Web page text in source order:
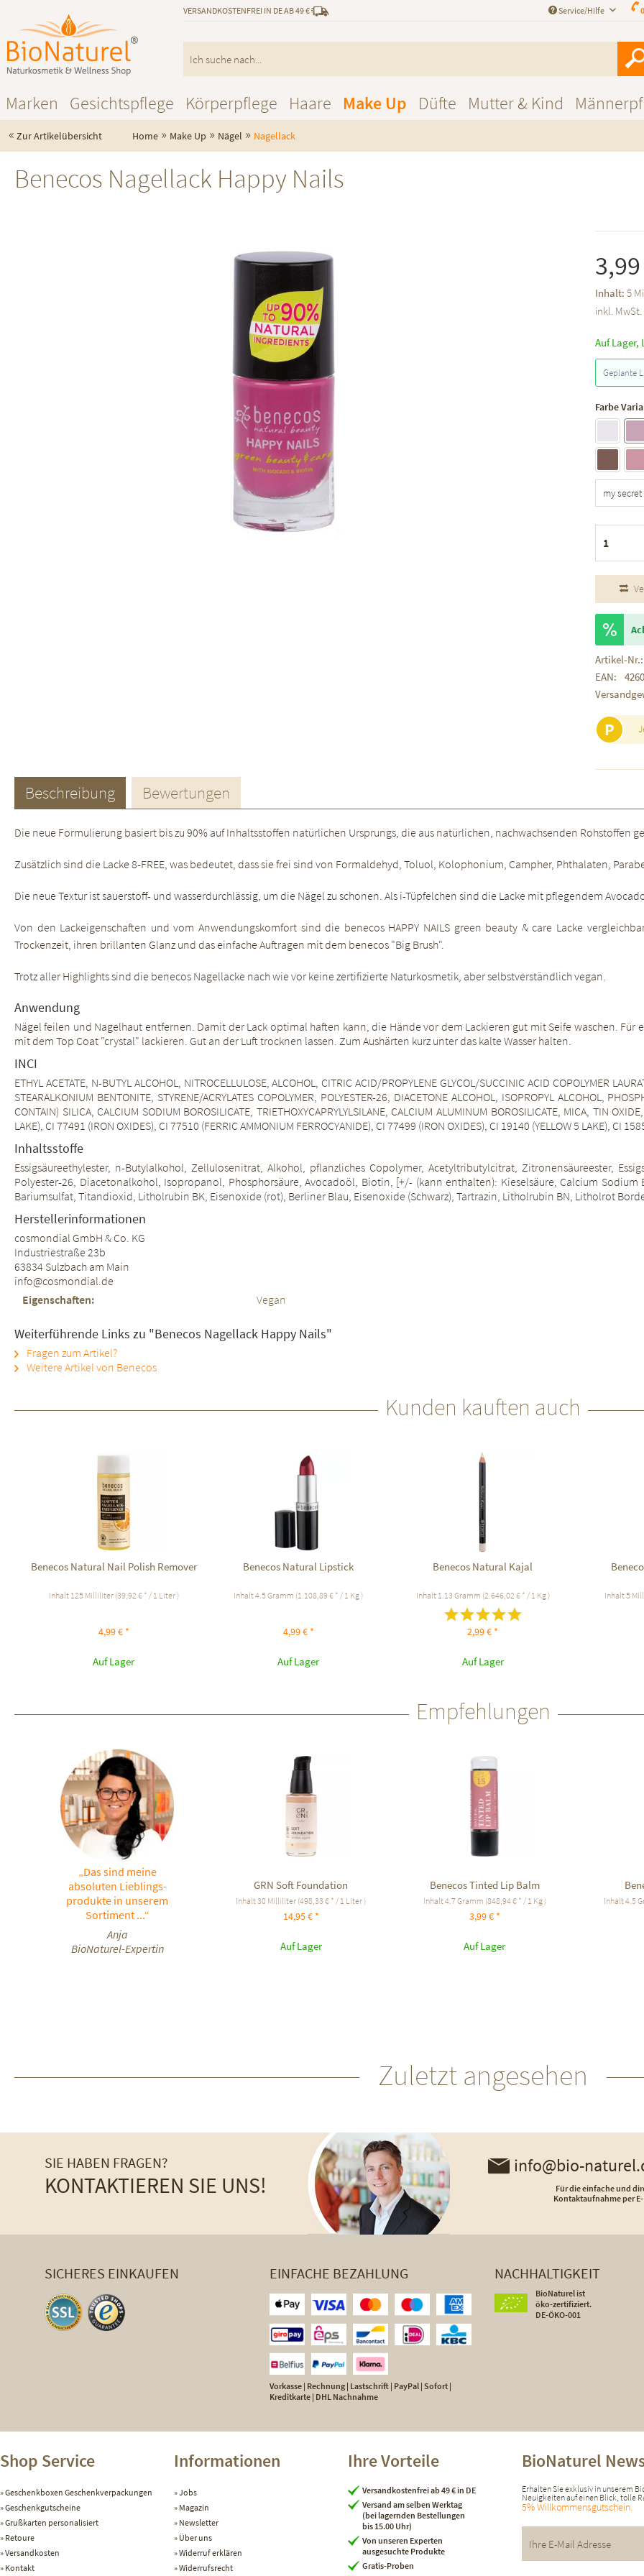
VERSANDKOSTENFREI IN DE AB 49 € Service/Hilfe
Marken Gesichtspflege Körperpflege Haare Make Up Düfte Mutter & Kind
« Zur Artikelübersicht Home » Make Up » Nägel » Nagellack
Benecos Nagellack Happy Nails
Inhalt:5
inkl. MwSt.
Auf Lager,
Geplante
Farbe
Artikel-Nr.:
EAN:
P
Beschreibung Bewertungen
Die neue Formulierung basiert bis zu 90% auf Inhaltsstoffen natürlichen Ursprungs, die aus natürlichen, nachwachsenden Rohstoffen
Zusätzlich sind die Lacke 8-FREE, was bedeutet, dass sie frei sind von Formaldehyd, Toluol, Kolophonium, Campher, Phthalaten,
Die neue Textur ist sauerstoff- und wasserdurchlässig, um die Nägel zu schonen. Als i-Tüpfelchen sind die Lacke mit pflegendem
Von den Lackeigenschaften und vom Anwendungskomfort sind die benecos HAPPY NAILS green beauty & care Lacke
Trockenzeit, ihren brillanten Glanz und das einfache Auftragen mit dem benecos "Big Brush".
Trotz aller Highlights sind die benecos Nagellacke nach wie vor keine zertifizierte Naturkosmetik, aber selbstverständlich vegan.
Anwendung
Nägel feilen und Nagelhaut entfernen. Damit der Lack optimal haften kann, die Hände vor dem Lackieren gut mit Seife waschen.
mit dem Top Coat "crystal" lackieren. Gut an der Luft trocknen lassen. Zum Aushärten kurz unter das kalte Wasser halten.
INCI
ETHYL ACETATE, N-BUTYL ALCOHOL, NITROCELLULOSE, ALCOHOL, CITRIC ACID/PROPYLENE GLYCOL/SUCCINIC ACID COPOLYMER
STEARALKONIUM BENTONITE, STYRENE/ACRYLATES COPOLYMER, POLYESTER-26, DIACETONE ALCOHOL, ISOPROPYL ALCOHOL,
CONTAIN) SILICA, CALCIUM SODIUM BOROSILICATE, TRIETHOXYCAPRYLYLSILANE, CALCIUM ALUMINUM BOROSILICATE, MICA, TIN
LAKE), CI 77491 (IRON OXIDES), CI 77510 (FERRIC AMMONIUM FERROCYANIDE), CI 77499 (IRON OXIDES), CI 19140 (YELLOW 5 LAKE), CI
Inhaltsstoffe
Essigsäureethylester, n-Butylalkohol, Zellulosenitrat, Alkohol, pflanzliches Copolymer, Acetyltributylcitrat, Zitronensäureester,
Polyester-26, Diacetonalkohol, Isopropanol, Phosphorsäure, Avocadoöl, Biotin, [+/- (kann enthalten): Kieselsäure, Calcium
Bariumsulfat, Titandioxid, Litholrubin BK, Eisenoxide (rot), Berliner Blau, Eisenoxide (Schwarz), Tartrazin, Litholrubin BN, Litholrot
Herstellerinformationen
cosmondial GmbH & Co. KG
Industriestraße 23b
63834 Sulzbach am Main
info@cosmondial.de
Eigenschaften:
Vegan
Weiterführende Links zu "Benecos Nagellack Happy Nails"
Fragen zum Artikel?
Weitere Artikel von Benecos
Kunden kauften auch
Benecos Natural Nail Polish Remover
Inhalt 125 Milliliter (39,92 € * / 1 Liter )
4,99 € *
Auf Lager
Benecos Natural Lipstick
Inhalt4.5 Gramm (1.108,89 € * / 1 Kg )
4,99 € *
Auf Lager
Benecos Natural Kajal
Inhalt 1.13 Gramm (2.646,02 € * / 1 Kg )
2,99 € *
Auf Lager
Inhalt5
Empfehlungen
„Das sind meine
absoluten Lieblings-
produkte in unserem
Sortiment ...“
Anja
BioNaturel-Expertin
GRN Soft Foundation
Inhalt30 Milliliter (498,33 € * / 1 Liter )
14,95 € *
Auf Lager
Benecos Tinted Lip Balm
Inhalt4.7 Gramm (848,94 € * / 1 Kg )
3,99 € *
Auf Lager
Inhalt4.5
Zuletzt angesehen
SIE HABEN FRAGEN?
KONTAKTIEREN SIE UNS!
info@bio-
Für die einfache und
Kontaktaufnahme per
SICHERES EINKAUFEN EINFACHE BEZAHLUNG
Vorkasse | Rechnung | Lastschrift | PayPal | Sofort |
Kreditkarte | DHL Nachnahme
NACHHALTIGKEIT
BioNaturel ist
öko-zertifiziert.
DE-ÖKO-001
Shop Service
Geschenkboxen Geschenkverpackungen
Geschenkgutscheine
Grußkarten personalisiert
Retoure
Versandkosten
Kontakt
Informationen
Jobs
Magazin
Newsletter
Über uns
Widerruf erklären
Widerrufsrecht
Ihre Vorteile
Versandkostenfrei ab 49 € in DE
Versand am selben Werktag
(bei lagernden Bestellungen
bis 15.00 Uhr)
Von unseren Experten
ausgesuchte Produkte
Gratis-Proben
BioNaturel
Erhalten Sie exklusiv in unserem
Neuigkeiten auf einen Blick, tolle
5% Willkommensgutschein.